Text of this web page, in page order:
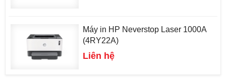
Máy in HP Neverstop Laser 1000A
(4RY22A)
Liên hệ